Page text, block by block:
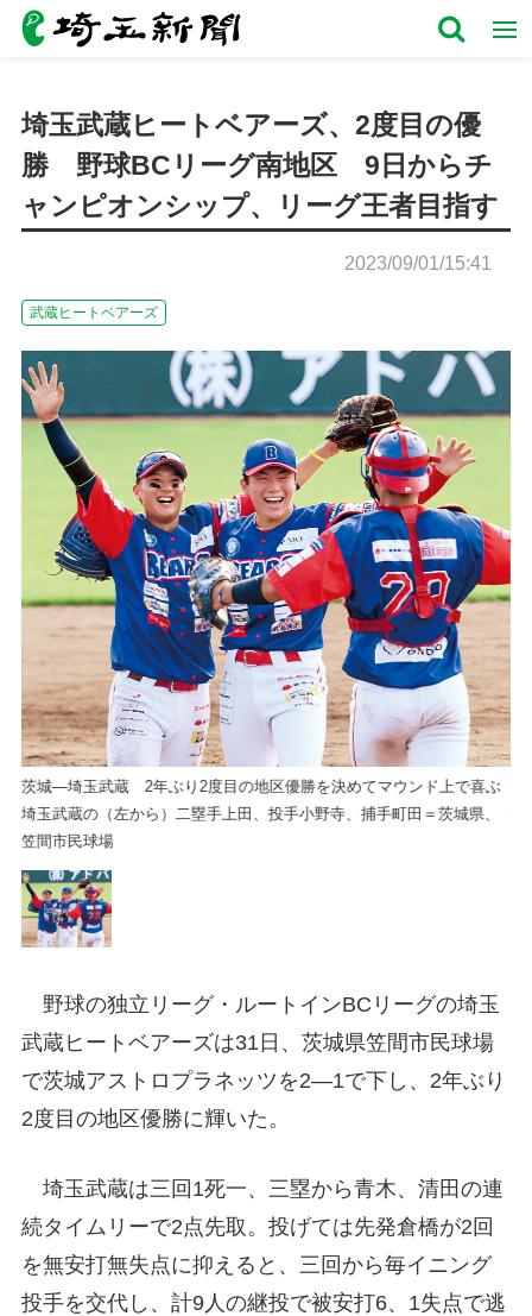
埼玉武蔵ヒートベアーズ、2度目の優
勝 野球BCリーグ南地区 9日からチ
ャンピオンシップ、リーグ王者目指す
2023/09/01/15:41
武蔵ヒートベアーズ
茨城―埼玉武蔵 2年ぶり2度目の地区優勝を決めてマウンド上で喜ぶ
埼玉武蔵の（左から）二塁手上田、投手小野寺、捕手町田＝茨城県、
笠間市民球場
野球の独立リーグ・ルートインBCリーグの埼玉
武蔵ヒートベアーズは31日、茨城県笠間市民球場
で茨城アストロプラネッツを2―1で下し、2年ぶり
2度目の地区優勝に輝いた。
埼玉武蔵は三回1死一、三塁から青木、清田の連
続タイムリーで2点先取。投げては先発倉橋が2回
を無安打無失点に抑えると、三回から毎イニング
投手を交代し、計9人の継投で被安打6、1失点で逃